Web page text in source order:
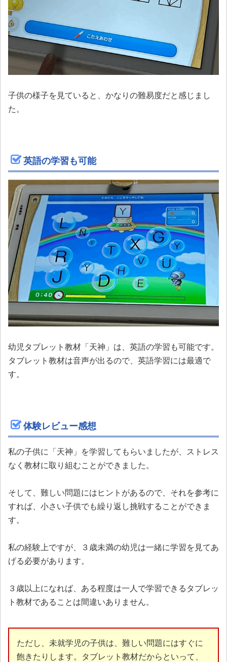
子供の様子を見ていると、かなりの難易度だと感じまし
た。
英語の学習も可能
幼児タブレット教材「天神」は、英語の学習も可能です。
タブレット教材は音声が出るので、英語学習には最適で
す。
体験レビュー感想
私の子供に「天神」を学習してもらいましたが、ストレス
なく教材に取り組むことができました。
そして、難しい問題にはヒントがあるので、それを参考に
すれば、小さい子供でも繰り返し挑戦することができま
す。
私の経験上ですが、３歳未満の幼児は一緒に学習を見てあ
げる必要があります。
３歳以上になれば、ある程度は一人で学習できるタブレッ
ト教材であることは間違いありません。
ただし、未就学児の子供は、難しい問題にはすぐに
飽きたりします。タブレット教材だからといって、